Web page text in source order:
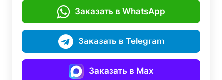
Заказать в WhatsApp
Заказать в Telegram
Заказать в Max